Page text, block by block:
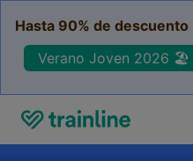
Hasta 90% de descuento
Verano Joven 2026 🏖️